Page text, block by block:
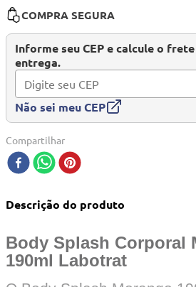
COMPRA SEGURA
Informe seu CEP e calcule o
entrega.
Não sei meu CEP
Compartilhar
Descrição do produto
Body Splash Corporal
190ml Labotrat